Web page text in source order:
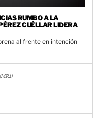
RUMBO A LA
CUÉLLAR LIDERA
al frente en intención